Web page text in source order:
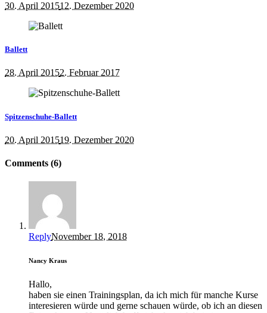
30. April 201512. Dezember 2020
Ballett
28. April 20152. Februar 2017
Spitzenschuhe-Ballett
20. April 201519. Dezember 2020
Comments (6)
ReplyNovember 18, 2018
Nancy Kraus
Hallo,
haben sie einen Trainingsplan, da ich mich für manche Kurse
interesieren würde und gerne schauen würde, ob ich an diesen